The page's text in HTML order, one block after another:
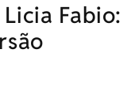
Fabio: